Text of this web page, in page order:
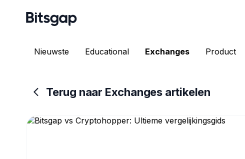
Nieuwste Educational Exchanges Product
Terug naar Exchanges artikelen